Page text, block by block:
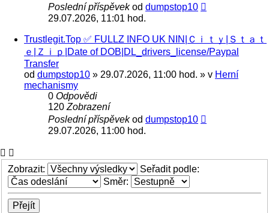
Poslední příspěvekod dumpstop10
29.07.2026, 11:01 hod.
Trustlegit.Top ✅ FULLZ INFO UK NIN|Ｃｉｔｙ|Ｓｔａｔ
ｅ|Ｚｉｐ|Date of DOB|DL_drivers_license/Paypal
Transfer
od dumpstop10 » 29.07.2026, 11:00 hod. » v Herní
mechanismy
0 Odpovědi
120 Zobrazení
Poslední příspěvekod dumpstop10
29.07.2026, 11:00 hod.
Zobrazit:
Seřadit podle:
Směr: